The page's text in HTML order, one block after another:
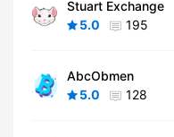
Stuart Exchange
5.0
195
AbcObmen
5.0
128